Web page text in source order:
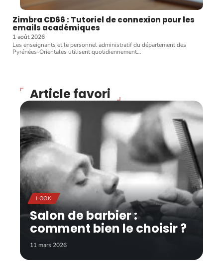
Zimbra CD66 : Tutoriel de connexion pour les
emails académiques
1 août 2026
Les enseignants et le personnel administratif du département des
Pyrénées-Orientales utilisent quotidiennement…
Article favori
LOOK
Salon de barbier :
comment bien le choisir ?
11 mars 2026